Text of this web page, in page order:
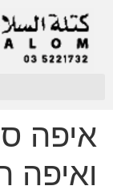
איפה
ואיפה